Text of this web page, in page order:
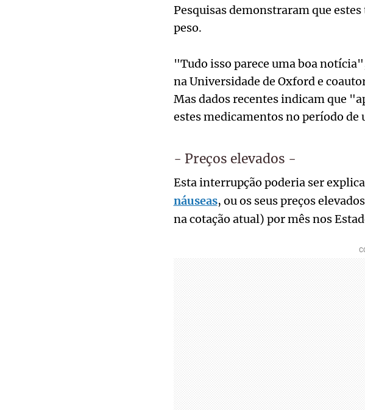
Pesquisas demonstraram que
peso.
"Tudo isso parece uma boa
na Universidade de Oxford e
Mas dados recentes indicam que
estes medicamentos no período de
- Preços elevados -
Esta interrupção poderia ser
náuseas, ou os seus preços
na cotação atual) por mês nos